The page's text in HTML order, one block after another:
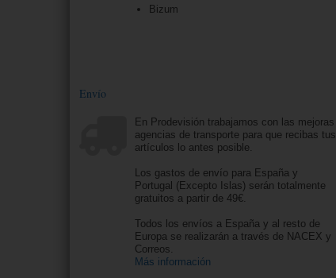
Bizum
Envío
En Prodevisión trabajamos con las mejoras
agencias de transporte para que recibas tus
artículos lo antes posible.
Los gastos de envío para España y
Portugal (Excepto Islas) serán totalmente
gratuitos a partir de 49€.
Todos los envíos a España y al resto de
Europa se realizarán a través de NACEX y
Correos.
Más información